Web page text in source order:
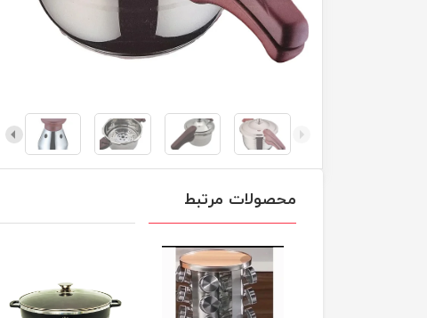
محصولات مرتبط